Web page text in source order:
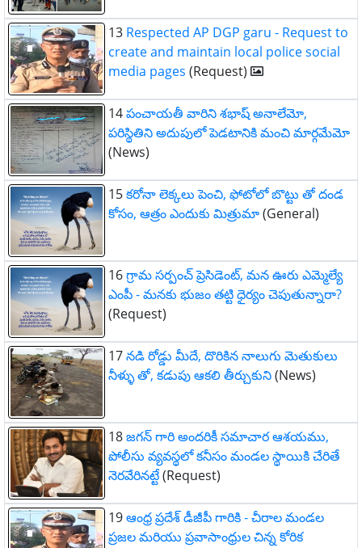
13 Respected AP DGP garu - Request to
create and maintain local police social
media pages (Request)
14పంచాయతీ వారిని శభాష్ అనాలేమో,
పరిస్థితిని అదుపులో పెడటానికి మంచి మార్గమేమో
(News)
15కరోనా లెక్కలు పెంచి, ఫోటోలో బొట్టు తో దండ
కోసం, ఆత్రం ఎందుకు మిత్రుమా(General)
16గ్రామ సర్పంచ్ ప్రెసిడెంట్, మన ఊరు ఎమ్మెల్యే
ఎంపీ - మనకు భుజం తట్టి ధైర్యం చెపుతున్నారా?
(Request)
17నడి రోడ్డు మీదే, దొరికిన నాలుగు మెతుకులు
నీళ్ళు తో, కడుపు ఆకలి తీర్చుకుని(News)
18జగన్ గారి అందరికీ సమాచార ఆశయము,
పోలీసు వ్యవస్థలో కనీసం మండల స్థాయికి చేరితే
నెరవేరినట్టే(Request)
19ఆంధ్ర ప్రదేశ్ డీజీపీ గారికి - చీరాల మండల
ప్రజల మరియు ప్రవాసాంధ్రుల చిన్న కోరిక